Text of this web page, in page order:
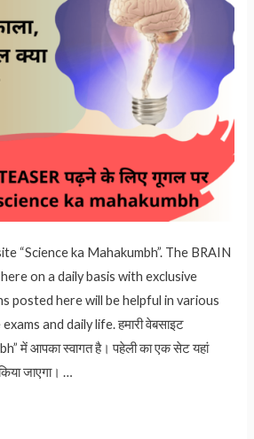
“Science ka Mahakumbh”. The BRAIN
on a daily basis with exclusive
posted here will be helpful in various
and daily life. हमारी वेबसाइट
में आपका स्वागत है। पहेली का एक सेट यहां
जाएगा। …